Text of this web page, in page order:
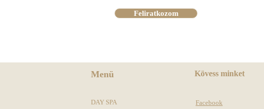
Feliratkozom
Menü Kövess minket
DAY SPA
Facebook